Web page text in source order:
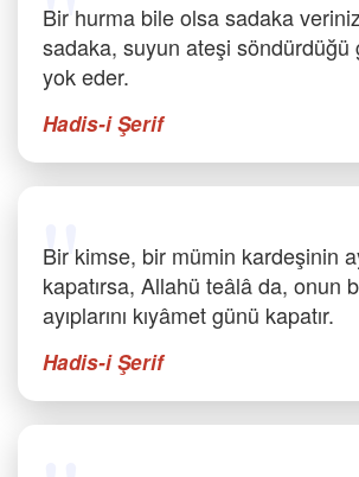
Bir hurma bile olsa sadaka
sadaka, suyun ateşi söndürdüğü
yok eder.
Hadis-i Şerif
Bir kimse, bir mümin kardeşinin
kapatırsa, Allahü teâlâ da, onun
ayıplarını kıyâmet günü kapatır.
Hadis-i Şerif